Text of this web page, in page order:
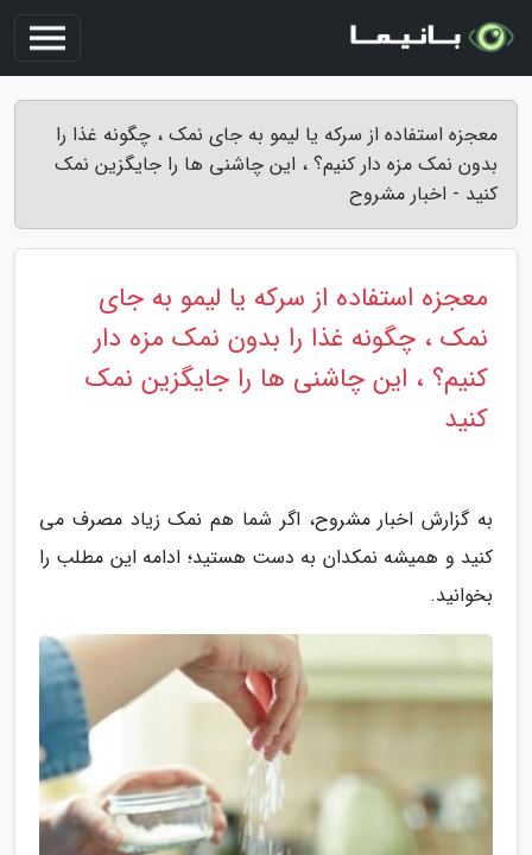
معجزه استفاده از سرکه یا لیمو به جای نمک ، چگونه غذا را
بدون نمک مزه دار کنیم؟ ، این چاشنی ها را جایگزین نمک
کنید - اخبار مشروح
معجزه استفاده از سرکه یا لیمو به جای
نمک ، چگونه غذا را بدون نمک مزه دار
کنیم؟ ، این چاشنی ها را جایگزین نمک
کنید
به گزارش اخبار مشروح، اگر شما هم نمک زیاد مصرف می
کنید و همیشه نمکدان به دست هستید؛ ادامه این مطلب را
بخوانید.